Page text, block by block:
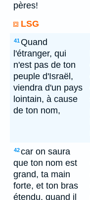
pères!
LSG
41Quand
l'étranger, qui
n'est pas de ton
peuple d'Israël,
viendra d'un pays
lointain, à cause
de ton nom,
42car on saura
que ton nom est
grand, ta main
forte, et ton bras
étendu, quand il